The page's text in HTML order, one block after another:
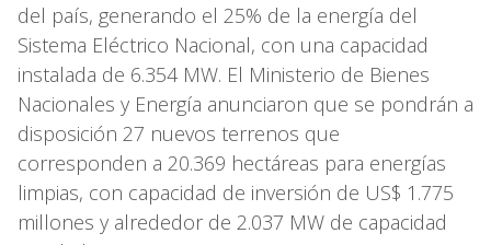
del país, generando el 25% de la energía del
Sistema Eléctrico Nacional, con una capacidad
instalada de 6.354 MW. El Ministerio de Bienes
Nacionales y Energía anunciaron que se pondrán a
disposición 27 nuevos terrenos que
corresponden a 20.369 hectáreas para energías
limpias, con capacidad de inversión de US$ 1.775
millones y alrededor de 2.037 MW de capacidad